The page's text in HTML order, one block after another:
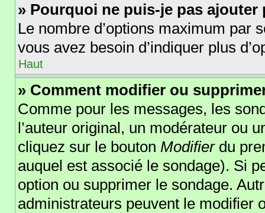
» Pourquoi ne puis-je pas
Le nombre d’options maximum par
vous avez besoin d’indiquer plus
Haut
» Comment modifier ou
Comme pour les messages, les
l’auteur original, un modérateur ou
cliquez sur le bouton Modifierdu
auquel est associé le sondage). Si
option ou supprimer le sondage.
administrateurs peuvent le modifier